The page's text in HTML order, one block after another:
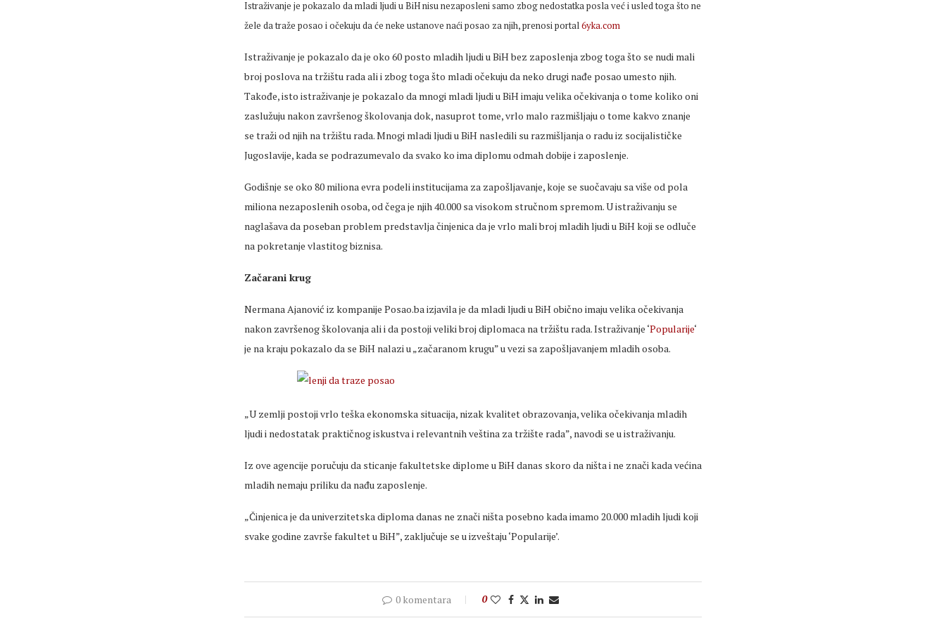
Istraživanje je pokazalo da mladi ljudi u BiH nisu nezaposleni samo zbog nedostatka posla već i usled toga što ne
žele da traže posao i očekuju da će neke ustanove naći posao za njih, prenosi portal6yka.com
Istraživanje je pokazalo da je oko 60 posto mladih ljudi u BiH bez zaposlenja zbog toga što se nudi mali
broj poslova na tržištu rada ali i zbog toga što mladi očekuju da neko drugi nađe posao umesto njih.
Takođe, isto istraživanje je pokazalo da mnogi mladi ljudi u BiH imaju velika očekivanja o tome koliko oni
zaslužuju nakon završenog školovanja dok, nasuprot tome, vrlo malo razmišljaju o tome kakvo znanje
se traži od njih na tržištu rada. Mnogi mladi ljudi u BiH nasledili su razmišljanja o radu iz socijalističke
Jugoslavije, kada se podrazumevalo da svako ko ima diplomu odmah dobije i zaposlenje.
Godišnje se oko 80 miliona evra podeli institucijama za zapošljavanje, koje se suočavaju sa više od pola
miliona nezaposlenih osoba, od čega je njih 40.000 sa visokom stručnom spremom. U istraživanju se
naglašava da poseban problem predstavlja činjenica da je vrlo mali broj mladih ljudi u BiH koji se odluče
na pokretanje vlastitog biznisa.
Začarani krug
Nermana Ajanović iz kompanije Posao.ba izjavila je da mladi ljudi u BiH obično imaju velika očekivanja
nakon završenog školovanja ali i da postoji veliki broj diplomaca na tržištu rada. Istraživanje ‘Popularije‘
je na kraju pokazalo da se BiH nalazi u „začaranom krugu” u vezi sa zapošljavanjem mladih osoba.
„U zemlji postoji vrlo teška ekonomska situacija, nizak kvalitet obrazovanja, velika očekivanja mladih
ljudi i nedostatak praktičnog iskustva i relevantnih veština za tržište rada”, navodi se u istraživanju.
Iz ove agencije poručuju da sticanje fakultetske diplome u BiH danas skoro da ništa i ne znači kada većina
mladih nemaju priliku da nađu zaposlenje.
„Činjenica je da univerzitetska diploma danas ne znači ništa posebno kada imamo 20.000 mladih ljudi koji
svake godine završe fakultet u BiH”, zaključuje se u izveštaju ‘Popularije’.
0 komentara 0